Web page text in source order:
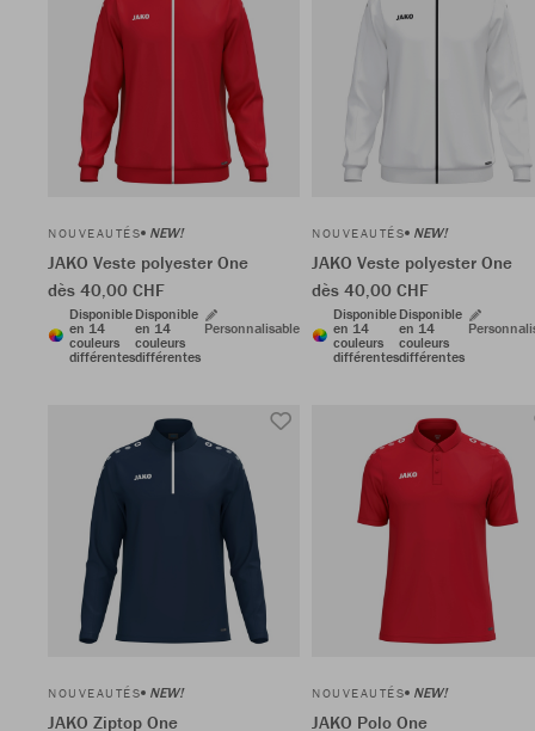
NOUVEAUTÉS NEW!
JAKO Veste polyester One
dès 40,00 CHF
Disponible
en 14
couleurs
différentes
Disponible
en 14
couleurs
différentes
Personnalisable
NOUVEAUTÉS NEW!
JAKO Veste polyester One
dès 40,00 CHF
Disponible
en 14
couleurs
différentes
Disponible
en 14
couleurs
différentes
NOUVEAUTÉS NEW!
JAKO Ziptop One
NOUVEAUTÉS NEW!
JAKO Polo One